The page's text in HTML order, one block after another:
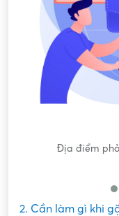
Nội dung mô tả
2. Cần làm gì khi